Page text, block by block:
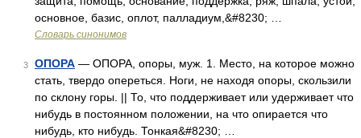
основное, базис, оплот, палладиум,&#8230; …
Словарь синонимов
3 ОПОРА — ОПОРА, опоры, муж. 1. Место, на которое можно
стать, твердо опереться. Ноги, не находя опоры, скользили
по склону горы. || То, что поддерживает или удерживает что
нибудь в постоянном положении, на что опирается что
нибудь, кто нибудь. Тонкая&#8230; …